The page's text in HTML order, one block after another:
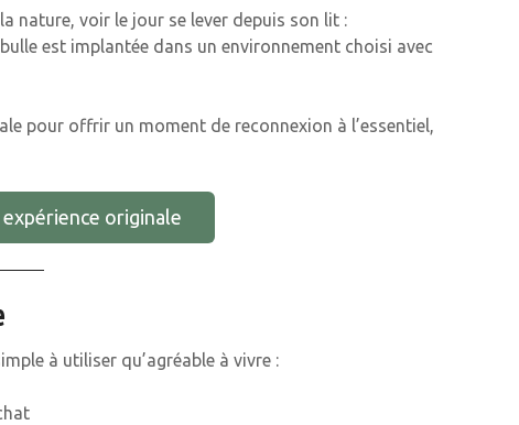
nature, voir le jour se lever depuis son lit :
est implantée dans un environnement choisi avec
pour offrir un moment de reconnexion à l’essentiel,
originale
à utiliser qu’agréable à vivre :